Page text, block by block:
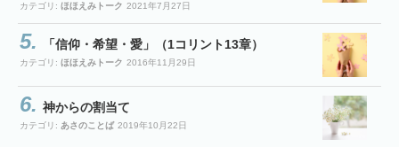
カテゴリ: ほほえみトーク 2021年7月27日
「信仰・希望・愛」（1コリント13章）
カテゴリ: ほほえみトーク 2016年11月29日
神からの割当て
カテゴリ: あさのことば 2019年10月22日